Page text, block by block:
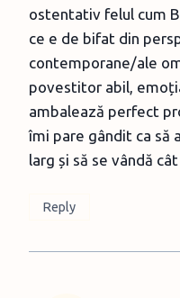
ostentativ felul cum
ce e de bifat din
contemporane/ale
povestitor abil,
ambalează perfect
îmi pare gândit ca să
larg și să se vândă
Reply